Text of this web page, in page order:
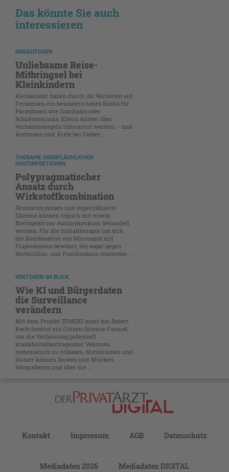
Das könnte Sie auch
interessieren
PARASITOSEN
Unliebsame Reise-
Mitbringsel bei
Kleinkindern
Kleinkinder haben durch ihr Verhalten auf
Fernreisen ein besonders hohes Risiko für
Parasitosen wie Giardiasis oder
Schistosomiasis. Eltern sollten über
Verhaltensregeln informiert werden – und
Ärztinnen und Ärzte bei Fieber, ...
THERAPIE OBERFLÄCHLICHER
HAUTINFEKTIONEN
Polypragmatischer
Ansatz durch
Wirkstoffkombination
Dermatomykosen und superinfizierte
Ekzeme können topisch mit einem
Breitspektrum-Antimykotikum behandelt
werden. Für die Initialtherapie hat sich
die Kombination von Miconazol mit
Flupredniden bewährt, die sogar gegen
Methicillin- und Fusidinsäure-resistente ...
VEKTOREN IM BLICK
Wie KI und Bürgerdaten
die Surveillance
verändern
Mit dem Projekt ZEMEKI nutzt das Robert
Koch-Institut ein Citizen-Science-Format,
um die Verbreitung potentiell
krankheitsübertragender Vektoren
systematisch zu erfassen. Nutzerinnen und
Nutzer können Zecken und Mücken
fotografieren und über die ...
Kontakt Impressum AGB Datenschutz
Mediadaten 2026 Mediadaten DIGITAL